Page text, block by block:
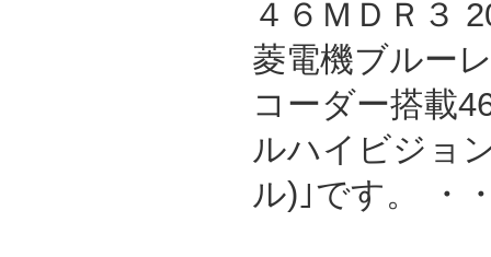
４６ＭＤＲ３
菱電機ブルー
コーダー搭載
ルハイビジョ
ル)｣です。 ・